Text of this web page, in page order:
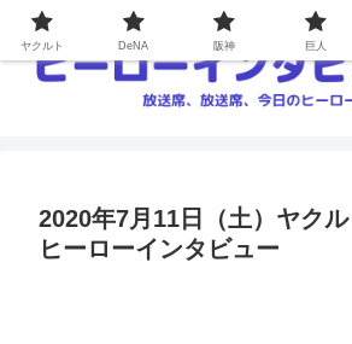
2020年7月11日（土）ヤク
ヒーローインタビュー
ヤクルト DeNA 阪神 巨人